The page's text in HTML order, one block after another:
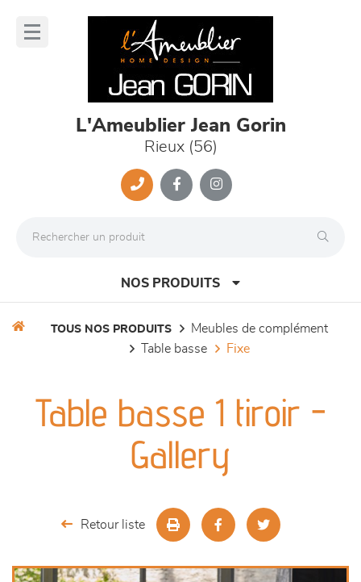
L'Ameublier Jean Gorin
Rieux (56)
NOS PRODUITS
séjours
meubles de complément
TOUS NOS PRODUITS
meubles de complément
table basse
fixe
Table basse 1 tiroir -
Gallery
Retour liste